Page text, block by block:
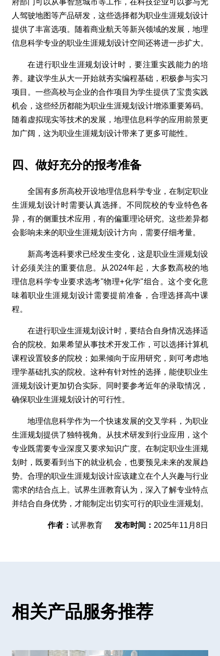
府部门可以从事智慧城市等工作，在科技企业可以参与无
人驾驶地图等产品研发，这些选择都为职业生涯规划设计
提供了丰富选项。随着商业航天等新兴领域的发展，地理
信息科学专业的职业生涯规划设计空间还将进一步扩大。
在进行职业生涯规划设计时，要注重实践能力的培
养。建议学生从大一开始就夯实编程基础，积极参与实习
项目。一些高校与企业的合作项目为学生提供了宝贵实践
机会，这些经历都能为职业生涯规划设计增添重要筹码。
随着虚拟现实等技术的发展，地理信息科学的应用前景更
加广阔，这为职业生涯规划设计带来了更多可能性。
四、做好充分的报考准备
全国有多所高校开设地理信息科学专业，在制定职业
生涯规划设计时需要认真选择。不同院校的专业特色各
异，有的侧重技术应用，有的偏重理论研究。这些差异都
会影响未来的职业生涯规划设计方向，需要仔细考量。
新高考选科要求已经发生变化，这是职业生涯规划设
计必须关注的重要信息。从2024年起，大多数高校的地
理信息科学专业要求选考"物理+化学"组合。这个变化意
味着职业生涯规划设计需要提前准备，合理选择高中课
程。
在进行职业生涯规划设计时，要结合自身情况选择适
合的院校。如果希望从事技术开发工作，可以选择计算机
课程设置较多的院校；如果倾向于应用研究，则可考虑地
理学基础扎实的院校。这种有针对性的选择，能使职业生
涯规划设计更加切合实际。同时要参考近年的录取情况，
确保职业生涯规划设计的可行性。
地理信息科学作为一个快速发展的交叉学科，为职业
生涯规划提供了独特视角。从技术研发到行业应用，这个
专业既需要专业深度又要求知识广度。在制定职业生涯规
划时，既要看到当下的就业机会，也要预见未来的发展趋
势。合理的职业生涯规划设计应该建立在个人兴趣与行业
需求的结合点上。试界生涯教育认为，深入了解专业特点
并结合自身优势，才能制定出切实可行的职业生涯规划。
作者： 试界教育 发布时间： 2025年11月8日
相关产品服务推荐